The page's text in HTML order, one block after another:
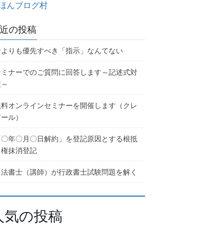
んブログ村
の投稿
りも優先すべき「指示」なんてない
ミナーでのご質問に回答します～記述式対
オンラインセミナーを開催します（クレ
ル）
〇年〇月〇日解約」を登記原因とする根抵
権抹消登記
書士（講師）が行政書士試験問題を解く
気の投稿